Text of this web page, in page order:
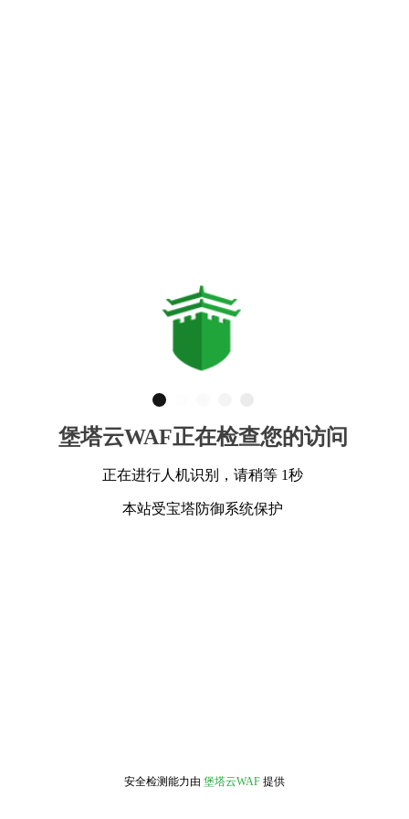
堡塔云WAF正在检查您的访问
正在进行人机识别，请稍等 1秒
本站受宝塔防御系统保护
安全检测能力由 堡塔云WAF 提供